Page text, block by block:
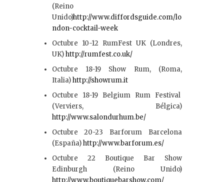
(Reino
Unido)http://www.diffordsguide.com/lo
ndon-cocktail-week
Octubre 10-12 RumFest UK (Londres,
UK)http://rumfest.co.uk/
Octubre 18-19 Show Rum, (Roma,
Italia)http://showrum.it
Octubre 18-19 Belgium Rum Festival
(Verviers, Bélgica)
http://www.salondurhum.be/
Octubre 20-23 Barforum Barcelona
(España)http://www.barforum.es/
Octubre 22 Boutique Bar Show
Edinburgh (Reino Unido)
http://www.boutiquebarshow.com/